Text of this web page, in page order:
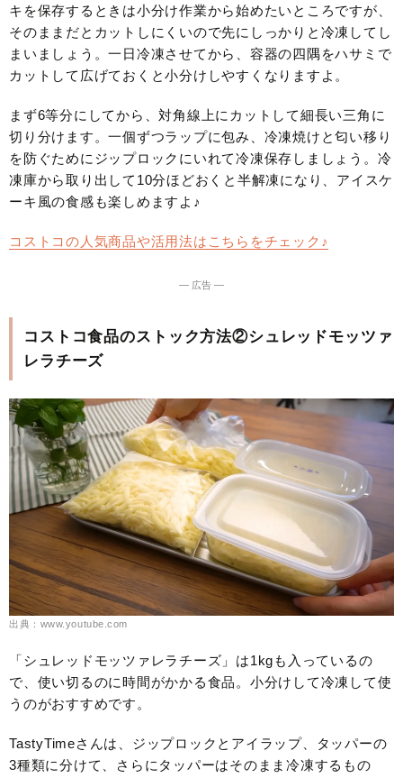
キを保存するときは小分け作業から始めたいところですが、
そのままだとカットしにくいので先にしっかりと冷凍してし
まいましょう。一日冷凍させてから、容器の四隅をハサミで
カットして広げておくと小分けしやすくなりますよ。
まず6等分にしてから、対角線上にカットして細長い三角に
切り分けます。一個ずつラップに包み、冷凍焼けと匂い移り
を防ぐためにジップロックにいれて冷凍保存しましょう。冷
凍庫から取り出して10分ほどおくと半解凍になり、アイスケ
ーキ風の食感も楽しめますよ♪
コストコの人気商品や活用法はこちらをチェック♪
― 広告 ―
コストコ食品のストック方法②シュレッドモッツァ
レラチーズ
出典：www.youtube.com
「シュレッドモッツァレラチーズ」は1kgも入っているの
で、使い切るのに時間がかかる食品。小分けして冷凍して使
うのがおすすめです。
TastyTimeさんは、ジップロックとアイラップ、タッパーの
3種類に分けて、さらにタッパーはそのまま冷凍するもの